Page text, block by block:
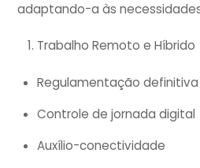
adaptando-a às
Trabalho Remoto e Híbrido
Regulamentação
Controle de jornada digital
Auxílio-conectividade